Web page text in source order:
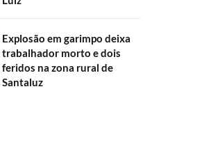
Explosão em garimpo deixa
trabalhador morto e dois
feridos na zona rural de
Santaluz